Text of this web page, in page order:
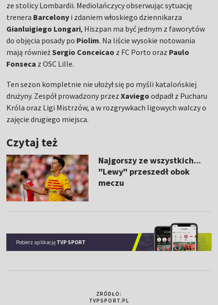
ze stolicy Lombardii. Mediolańczycy obserwując sytuację
trenera Barcelony i zdaniem włoskiego dziennikarza
Gianluigiego Longari, Hiszpan ma być jednym z faworytów
do objęcia posady po Piolim. Na liście wysokie notowania
mają równieżSergio Conceicao z FC Porto oraz Paulo
Fonseca z OSC Lille.
Ten sezon kompletnie nie ułożył się po myśli katalońskiej
drużyny. Zespół prowadzony przezXaviegoodpadł z Pucharu
Króla oraz Ligi Mistrzów, a w rozgrywkach ligowych walczy o
zajęcie drugiego miejsca.
Czytaj też
Najgorszy ze wszystkich...
"Lewy" przeszedł obok
meczu
Pobierz aplikację TVP SPORT
ŹRÓDŁO:
TVPSPORT.PL